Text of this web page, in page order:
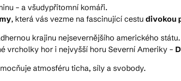
– a všudypřítomní komáři.
, která vás vezme na fascinující cestu divokou
krajinu nejsevernějšího amerického státu.
vrcholky hor i nejvyšší horu Severní Ameriky –
atmosféru ticha, síly a svobody.